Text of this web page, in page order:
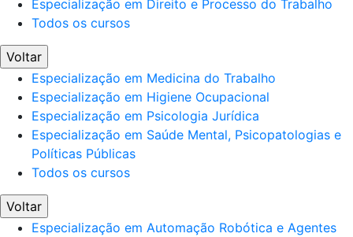
Especialização em Direito e Processo do Trabalho
Todos os cursos
Voltar
Especialização em Medicina do Trabalho
Especialização em Higiene Ocupacional
Especialização em Psicologia Jurídica
Especialização em Saúde Mental, Psicopatologias e
Políticas Públicas
Todos os cursos
Voltar
Especialização em Automação Robótica e Agentes